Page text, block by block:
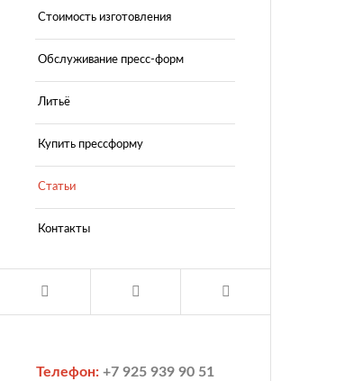
Стоимость изготовления
Обслуживание пресс-форм
Литьё
Купить прессформу
Статьи
Контакты
Телефон: +7 925 939 90 51